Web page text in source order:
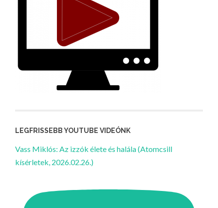
LEGFRISSEBB YOUTUBE VIDEÓNK
Vass Miklós: Az izzók élete és halála (Atomcsill
kísérletek, 2026.02.26.)